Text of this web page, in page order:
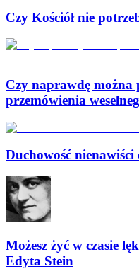
Czy Kościół nie
Czy naprawdę można
przemówienia
Duchowość nienawiści
Możesz żyć w czasie
Edyta Stein